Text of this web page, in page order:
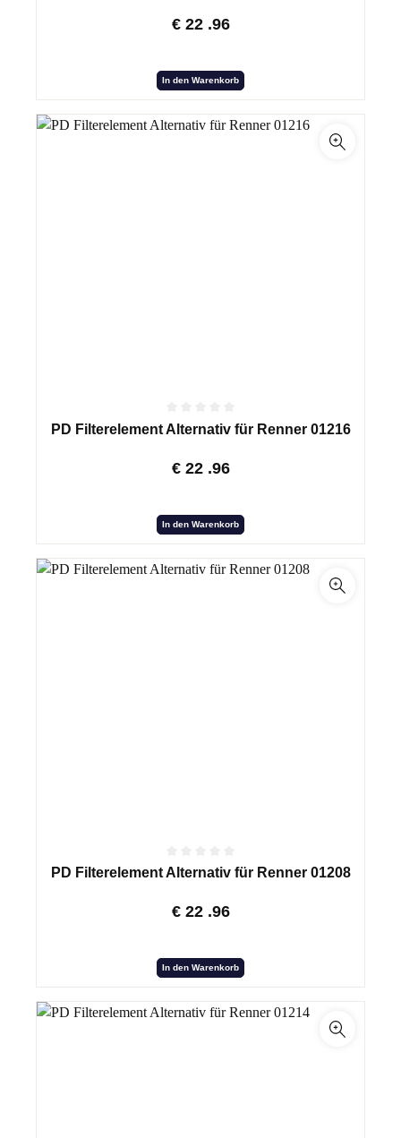
€ 22 .96
In den Warenkorb
PD Filterelement Alternativ für Renner 01216
€ 22 .96
In den Warenkorb
PD Filterelement Alternativ für Renner 01208
€ 22 .96
In den Warenkorb